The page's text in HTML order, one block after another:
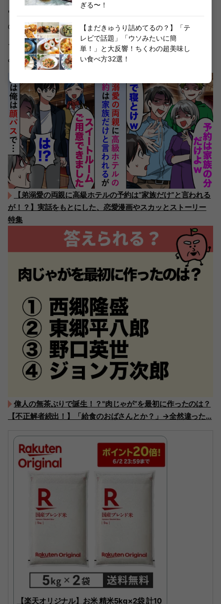
"サラダ"というネーミングですが、衣をつけて揚げている
ので食べ応え抜群&満足感もしっかりと味わえますよ♪
マツコさんも絶賛のレシピなので、みなさんもぜひ作って
みてくださいね！
【弟溺愛の両親に高級ホテルの予約は“家族だけ”と言われる
が！？】実話をもとにした、恋愛漫画やスカッとストーリー
特集
偉人の無茶ぶりで誕生！？"肉じゃが”を最初に作ったのは？
【不正解者続出！】「給食のおばさんとか？」→全然違った…
【楽天オリジナル】お米 精米5kg×2袋 計10
ぎる〜！
【まだきゅうり詰めてるの？】「テ
レビで話題」「ウソみたいに簡
単！」と大反響！ちくわの超美味し
い食べ方32選！